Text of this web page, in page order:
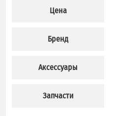
Цена
Бренд
Аксессуары
Запчасти